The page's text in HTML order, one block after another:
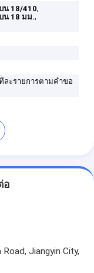
น 18/410,
น 18 มม.,
ละรายการตามคำขอ
อ
Jiangyin City,